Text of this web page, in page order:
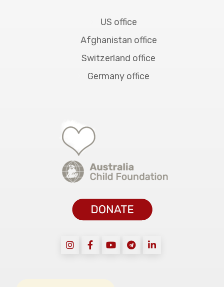
US office
Afghanistan office
Switzerland office
Germany office